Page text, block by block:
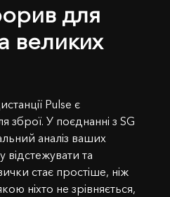
для
великих
Pulse є
У поєднанні з SG
аналіз ваших
відстежувати та
стає простіше, ніж
ніхто не зрівняється,